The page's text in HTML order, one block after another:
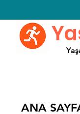
ANA